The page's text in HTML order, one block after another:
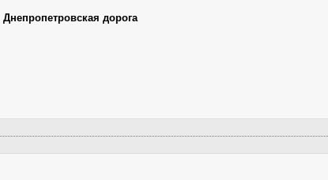
Днепропетровская дорога